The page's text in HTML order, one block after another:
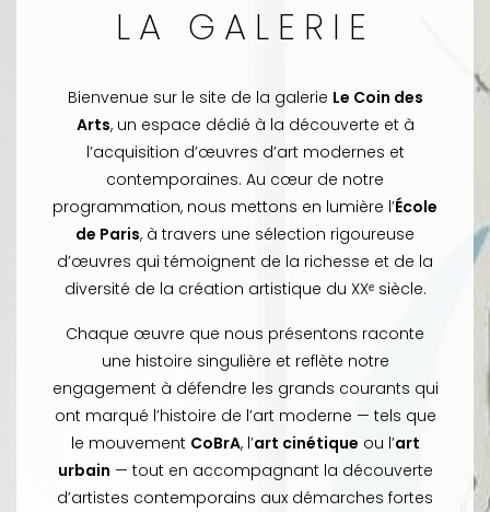
LA GALERIE
Bienvenue sur le site de la galerie Le Coin des
Arts, un espace dédié à la découverte et à
l’acquisition d’œuvres d’art modernes et
contemporaines. Au cœur de notre
programmation, nous mettons en lumière l’École
de Paris, à travers une sélection rigoureuse
d’œuvres qui témoignent de la richesse et de la
diversité de la création artistique du XXᵉ siècle.
Chaque œuvre que nous présentons raconte
une histoire singulière et reflète notre
engagement à défendre les grands courants qui
ont marqué l’histoire de l’art moderne — tels que
le mouvement CoBrA, l’art cinétique ou l’art
urbain — tout en accompagnant la découverte
d’artistes contemporains aux démarches fortes